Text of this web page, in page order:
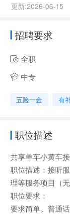
更新:2026-06-15
招聘要求
全职
中专
五险一金 有
职位描述
共享单车小黄车
职位描述：接听
理等服务项目（无
职位要求：
要求简单。普通